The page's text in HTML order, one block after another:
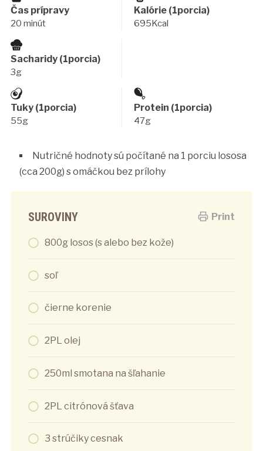
Čas prípravy
20 minút
Kalórie (1porcia)
695Kcal
Sacharidy (1porcia)
3g
Tuky (1porcia)
55g
Protein (1porcia)
47g
Nutričné hodnoty sú počítané na 1 porciu lososa
(cca 200g) s omáčkou bez prílohy
Print
SUROVINY
800g losos (s alebo bez kože)
soľ
čierne korenie
2PL olej
250ml smotana na šľahanie
2PL citrónová šťava
3 strúčiky cesnak